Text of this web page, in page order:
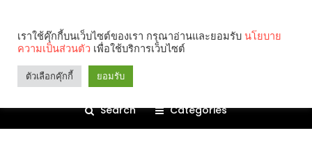
Search Categories
เราใช้คุ๊กกี้บนเว็บไซต์ของเรา กรุณาอ่านและยอมรับ นโยบาย
ความเป็นส่วนตัว เพื่อใช้บริการเว็บไซต์
ตัวเลือกคุ๊กกี้ ยอมรับ